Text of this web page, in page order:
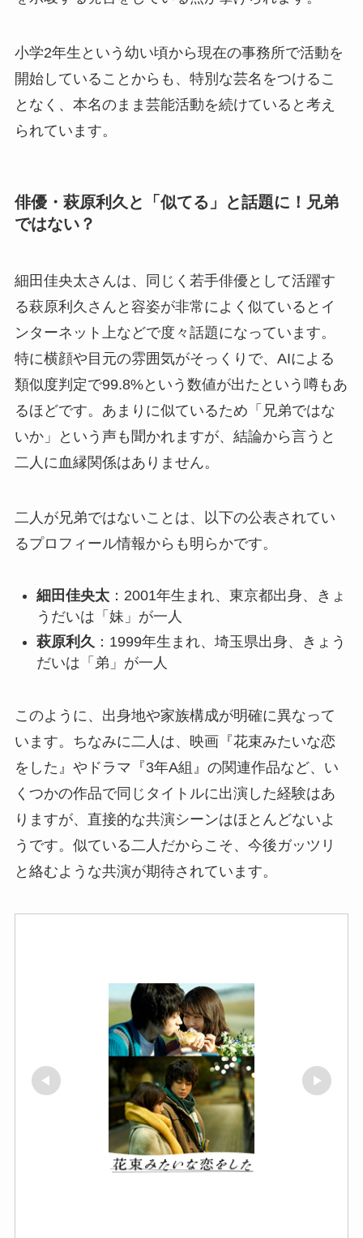
小学2年生という幼い頃から現在の事務所で活動を
開始していることからも、特別な芸名をつけるこ
となく、本名のまま芸能活動を続けていると考え
られています。
俳優・萩原利久と「似てる」と話題に！兄弟
ではない？
細田佳央太さんは、同じく若手俳優として活躍す
る萩原利久さんと容姿が非常によく似ているとイ
ンターネット上などで度々話題になっています。
特に横顔や目元の雰囲気がそっくりで、AIによる
類似度判定で99.8%という数値が出たという噂もあ
るほどです。あまりに似ているため「兄弟ではな
いか」という声も聞かれますが、結論から言うと
二人に血縁関係はありません。
二人が兄弟ではないことは、以下の公表されてい
るプロフィール情報からも明らかです。
細田佳央太：2001年生まれ、東京都出身、きょ
うだいは「妹」が一人
萩原利久 ：1999年生まれ、埼玉県出身、きょう
だいは「弟」が一人
このように、出身地や家族構成が明確に異なって
います。ちなみに二人は、映画『花束みたいな恋
をした』やドラマ『3年A組』の関連作品など、い
くつかの作品で同じタイトルに出演した経験はあ
りますが、直接的な共演シーンはほとんどないよ
うです。似ている二人だからこそ、今後ガッツリ
と絡むような共演が期待されています。